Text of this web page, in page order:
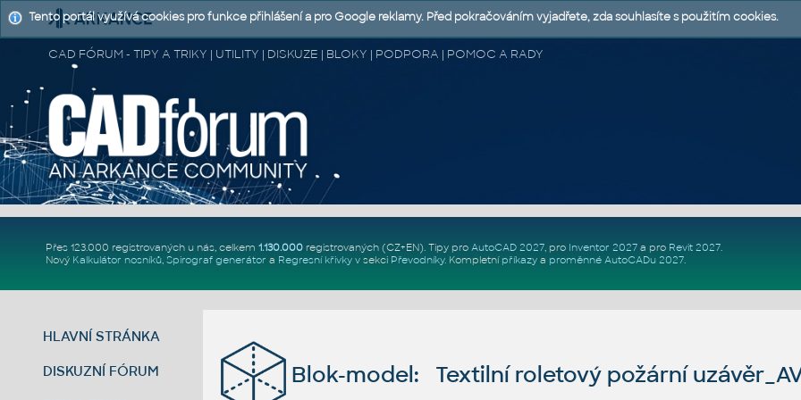
CAD FÓRUM - TIPY A TRIKY | UTILITY | DISKUZE | BLOKY | PODPORA | POMOC A RADY
Přes 123.000 registrovaných u nás, celkem 1.130.000registrovaných (CZ+EN). Tipy pro AutoCAD 2027, pro Inventor 2027a pro Revit 2027.
Nový Kalkulátor nosníků, Spirograf generátor a Regresní křivkyv sekci Převodníky. Kompletní příkazya proměnné AutoCADu 2027.
HLAVNÍ STRÁNKA
DISKUZNÍ FÓRUM Blok-model: Textilní roletový požární
Tento portál využívá cookies pro funkce přihlášení a pro Google reklamy. Před pokračováním vyjadřete, zda souhlasíte s použitím cookies.